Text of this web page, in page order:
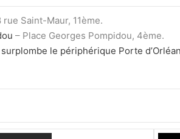
rue Saint-Maur, 11ème.
– Place Georges Pompidou, 4ème.
le périphérique Porte